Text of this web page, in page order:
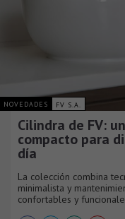
NOVEDADES FV S.A.
Cilindra de FV:
compacto para
día
La colección combina
minimalista y
confortables y